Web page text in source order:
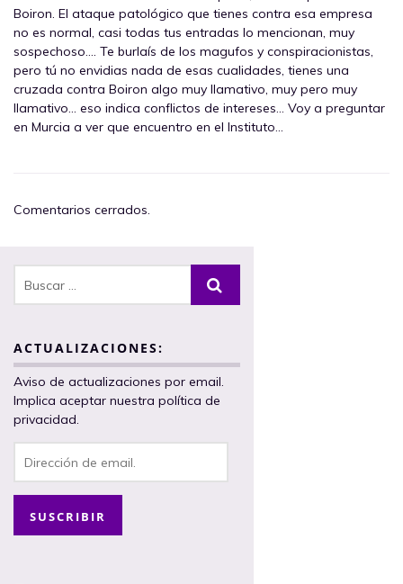
Boiron. El ataque patológico que tienes contra esa empresa
no es normal, casi todas tus entradas lo mencionan, muy
sospechoso…. Te burlaís de los magufos y conspiracionistas,
pero tú no envidias nada de esas cualidades, tienes una
cruzada contra Boiron algo muy llamativo, muy pero muy
llamativo… eso indica conflictos de intereses… Voy a preguntar
en Murcia a ver que encuentro en el Instituto…
Comentarios cerrados.
ACTUALIZACIONES:
Aviso de actualizaciones por email.
Implica aceptar nuestra política de
privacidad.
de
SUSCRIBIR